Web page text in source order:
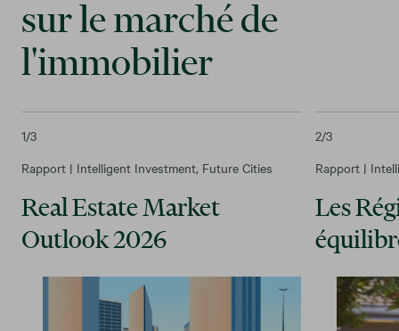
sur le marché de
l'immobilier
1/3
Rapport | Intelligent Investment, Future Cities
Real Estate Market
Outlook 2026
2/3
Rapport |
Les